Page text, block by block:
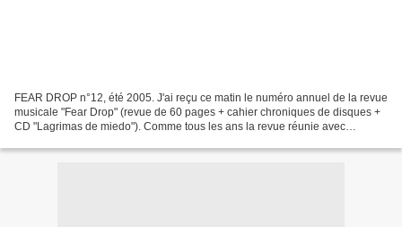
FEAR DROP n°12, été 2005. J'ai reçu ce matin le numéro annuel de la revue
musicale "Fear Drop" (revue de 60 pages + cahier chroniques de disques +
CD "Lagrimas de miedo"). Comme tous les ans la revue réunie avec